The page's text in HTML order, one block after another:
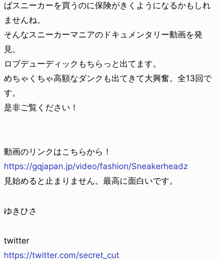
ばスニーカーを買うのに保険がきくようになるかもしれ
ませんね。
そんなスニーカーマニアのドキュメンタリー動画を発
見。
ロブデューディックもちらっと出てます。
めちゃくちゃ高額なダンクも出てきて大興奮。全13回で
す。
是非ご覧ください！
動画のリンクはこちらから！
https://gqjapan.jp/video/fashion/Sneakerheadz
見始めると止まりません。最高に面白いです。
ゆきひさ
twitter
https://twitter.com/secret_cut